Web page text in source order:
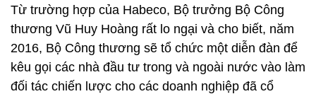
Từ trường hợp của Habeco, Bộ trưởng Bộ Công
thương Vũ Huy Hoàng rất lo ngại và cho biết, năm
2016, Bộ Công thương sẽ tổ chức một diễn đàn để
kêu gọi các nhà đầu tư trong và ngoài nước vào làm
đối tác chiến lược cho các doanh nghiệp đã cổ